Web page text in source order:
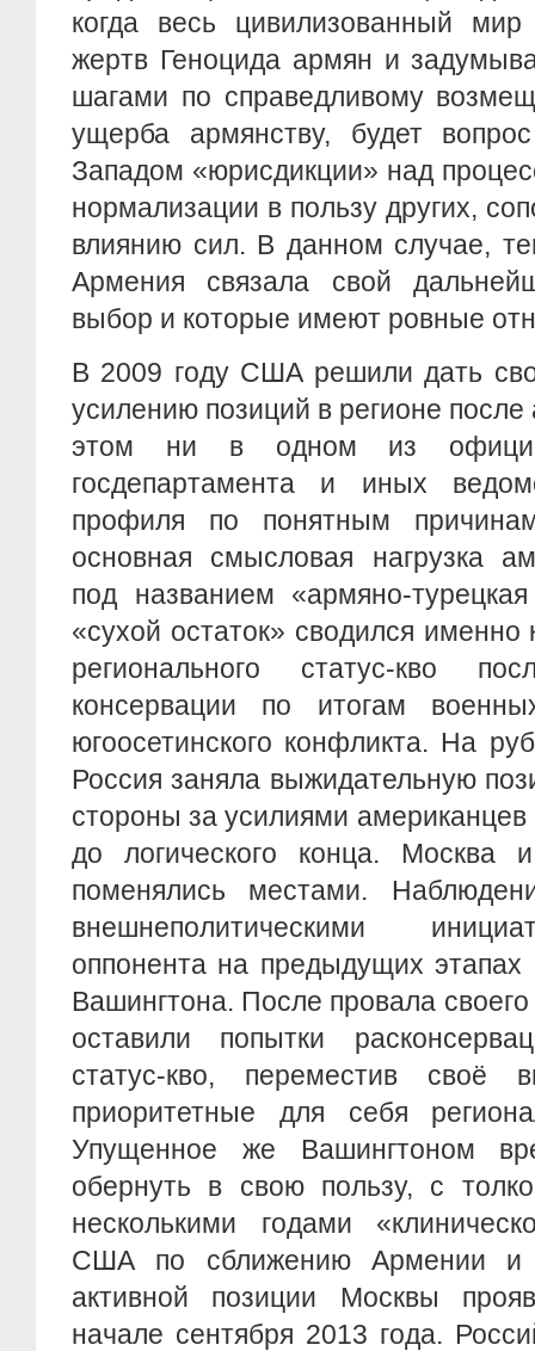
когда весь цивилизованный
жертв Геноцида армян и
шагами по справедливому
ущерба армянству, будет
Западом «юрисдикции» над
нормализации в пользу других,
влиянию сил. В данном случае,
Армения связала свой
выбор и которые имеют ровные
В 2009 году США решили дать
усилению позиций в регионе после
этом ни в одном из
госдепартамента и иных
профиля по понятным
основная смысловая нагрузка
под названием «армяно-
«сухой остаток» сводился
регионального статус-кво
консервации по итогам
югоосетинского конфликта. На
Россия заняла выжидательную
стороны за усилиями американцев
до логического конца. Москва
поменялись местами.
внешнеполитическими
оппонента на предыдущих этапах
Вашингтона. После провала
оставили попытки
статус-кво, переместив своё
приоритетные для себя
Упущенное же Вашингтоном
обернуть в свою пользу, с
несколькими годами
США по сближению Армении и
активной позиции Москвы
начале сентября 2013 года.